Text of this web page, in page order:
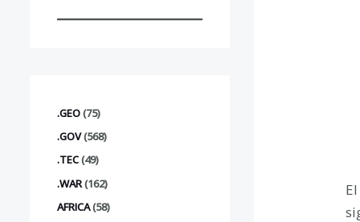
.GEO(75)
.GOV(568)
.TEC(49)
.WAR(162)
AFRICA(58)